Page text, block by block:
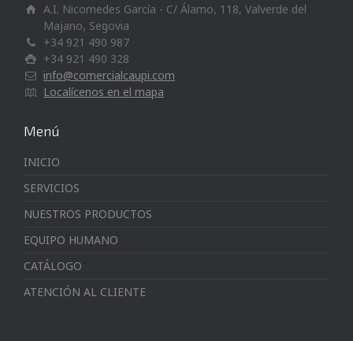
A.I. Nicomedes García - C/ Álamo, 118, Valverde del
Majano, Segovia
+34 921 490 987
+34 921 490 328
info@comercialcaupi.com
Localícenos en el mapa
Menú
INICIO
SERVICIOS
NUESTROS PRODUCTOS
EQUIPO HUMANO
CATÁLOGO
ATENCIÓN AL CLIENTE